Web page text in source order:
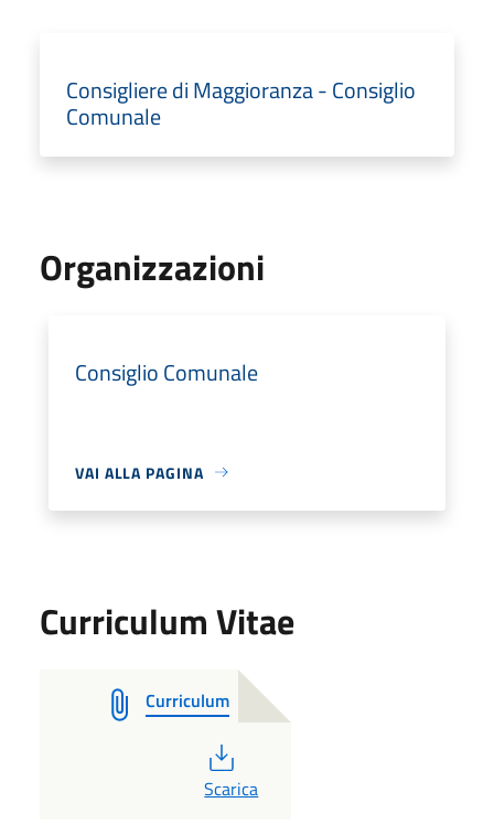
Consigliere di Maggioranza - Consiglio
Comunale
Organizzazioni
Consiglio Comunale
VAI ALLA PAGINA
Curriculum Vitae
Curriculum
PDF
Scarica